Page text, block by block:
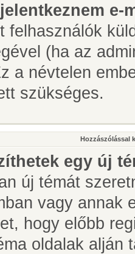
e-
felhasználók
(ha az
a névtelen
szükséges.
Hozzászólással
egy új
új témát
vagy annak
hogy előbb
oldalak alján